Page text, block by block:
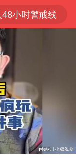
小时警戒线
150.80元/股
万获刑1年
箱上涨近百元
03:44